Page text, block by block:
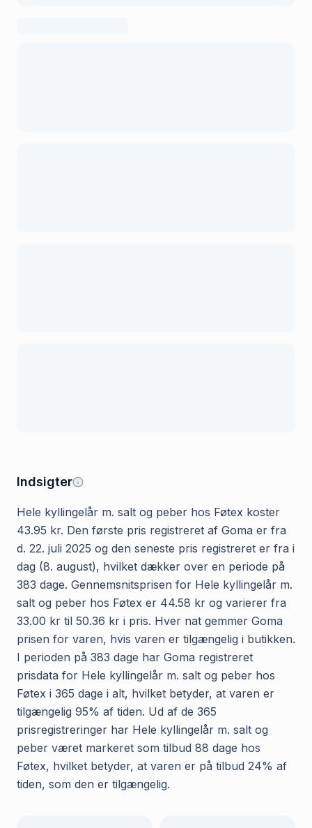
Indsigter
Hele kyllingelår m. salt og peber hos Føtex koster
43.95 kr. Den første pris registreret af Goma er fra
d. 22. juli 2025 og den seneste pris registreret er fra i
dag (8. august), hvilket dækker over en periode på
383 dage. Gennemsnitsprisen for Hele kyllingelår m.
salt og peber hos Føtex er 44.58 kr og varierer fra
33.00 kr til 50.36 kr i pris. Hver nat gemmer Goma
prisen for varen, hvis varen er tilgængelig i butikken.
I perioden på 383 dage har Goma registreret
prisdata for Hele kyllingelår m. salt og peber hos
Føtex i 365 dage i alt, hvilket betyder, at varen er
tilgængelig 95% af tiden. Ud af de 365
prisregistreringer har Hele kyllingelår m. salt og
peber været markeret som tilbud 88 dage hos
Føtex, hvilket betyder, at varen er på tilbud 24% af
tiden, som den er tilgængelig.